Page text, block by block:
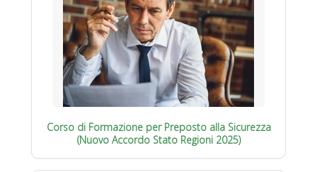
Corso di Formazione per Preposto alla Sicurezza
(Nuovo Accordo Stato Regioni 2025)